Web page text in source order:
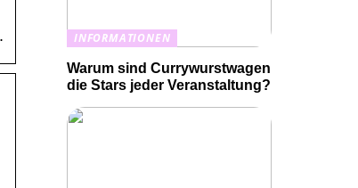
INFORMATIONEN
Warum sind Currywurstwagen
die Stars jeder Veranstaltung?